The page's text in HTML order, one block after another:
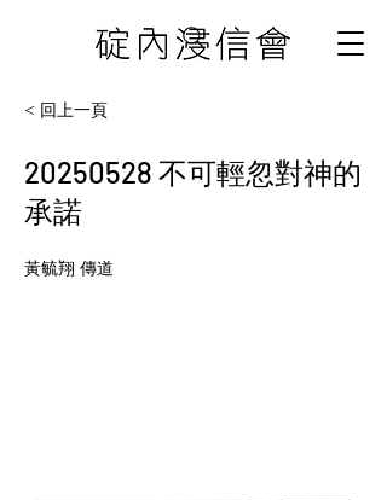
< 回上一頁
20250528 不可輕忽對神的
承諾
黃毓翔 傳道